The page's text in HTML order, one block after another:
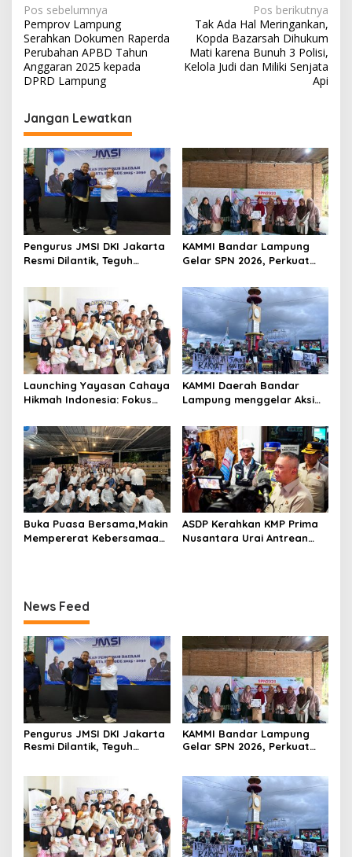
N
a
v
i
a
s
i
p
o
s
Pos sebelumnya
Pemprov Lampung
Serahkan Dokumen Raperda
Perubahan APBD Tahun
Anggaran 2025 kepada
DPRD Lampung
Pos berikutnya
Tak Ada Hal Meringankan,
Kopda Bazarsah Dihukum
Mati karena Bunuh 3 Polisi,
Kelola Judi dan Miliki Senjata
Api
Jangan Lewatkan
Pengurus JMSI DKI Jakarta
Resmi Dilantik, Teguh
Pentingnya Kolaborasi dan
Pers Berkualitas
KAMMI Bandar Lampung
Gelar SPN 2026, Perkuat
Tantangan Zaman
Launching Yayasan Cahaya
Hikmah Indonesia: Fokus
KAMMI Daerah Bandar
Lampung menggelar Aksi
bertajuk Indonesia Gelap
Buka Puasa Bersama,Makin
Mempererat Kebersamaan
ASDP Kerahkan KMP Prima
Nusantara Urai Antrean
News Feed
Pengurus JMSI DKI Jakarta
Resmi Dilantik, Teguh
KAMMI Bandar Lampung
Gelar SPN 2026, Perkuat